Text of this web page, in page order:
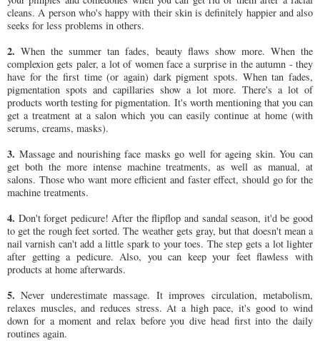
cleans. A person who's happy with their skin is definitely happier and also
seeks for less problems in others.
2. When the summer tan fades, beauty flaws show more. When the
complexion gets paler, a lot of women face a surprise in the autumn - they
have for the first time (or again) dark pigment spots. When tan fades,
pigmentation spots and capillaries show a lot more. There's a lot of
products worth testing for pigmentation. It's worth mentioning that you can
get a treatment at a salon which you can easily continue at home (with
serums, creams, masks).
3. Massage and nourishing face masks go well for ageing skin. You can
get both the more intense machine treatments, as well as manual, at
salons. Those who want more efficient and faster effect, should go for the
machine treatments.
4. Don't forget pedicure! After the flipflop and sandal season, it'd be good
to get the rough feet sorted. The weather gets gray, but that doesn't mean a
nail varnish can't add a little spark to your toes. The step gets a lot lighter
after getting a pedicure. Also, you can keep your feet flawless with
products at home afterwards.
5. Never underestimate massage. It improves circulation, metabolism,
relaxes muscles, and reduces stress. At a high pace, it's good to wind
down for a moment and relax before you dive head first into the daily
routines again.